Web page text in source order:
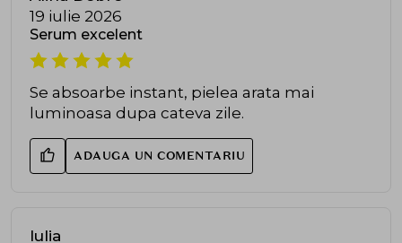
19 iulie 2026
Serum excelent
Se absoarbe instant, pielea arata mai
luminoasa dupa cateva zile.
ADAUGA UN COMENTARIU
Iulia